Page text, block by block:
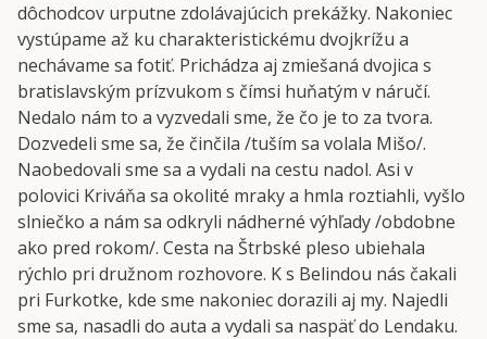
dôchodcov urputne zdolávajúcich prekážky. Nakoniec
vystúpame až ku charakteristickému dvojkrížu a
nechávame sa fotiť. Prichádza aj zmiešaná dvojica s
bratislavským prízvukom s čímsi huňatým v náručí.
Nedalo nám to a vyzvedali sme, že čo je to za tvora.
Dozvedeli sme sa, že činčila /tuším sa volala Mišo/.
Naobedovali sme sa a vydali na cestu nadol. Asi v
polovici Kriváňa sa okolité mraky a hmla roztiahli, vyšlo
slniečko a nám sa odkryli nádherné výhľady /obdobne
ako pred rokom/. Cesta na Štrbské pleso ubiehala
rýchlo pri družnom rozhovore. K s Belindou nás čakali
pri Furkotke, kde sme nakoniec dorazili aj my. Najedli
sme sa, nasadli do auta a vydali sa naspäť do Lendaku.